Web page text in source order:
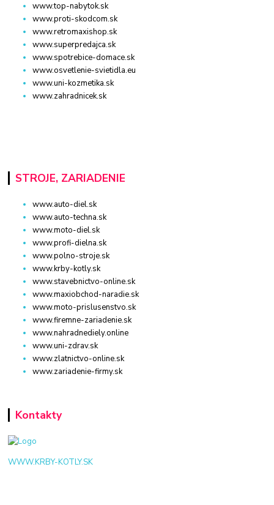
www.top-nabytok.sk
www.proti-skodcom.sk
www.retromaxishop.sk
www.superpredajca.sk
www.spotrebice-domace.sk
www.osvetlenie-svietidla.eu
www.uni-kozmetika.sk
www.zahradnicek.sk
STROJE, ZARIADENIE
www.auto-diel.sk
www.auto-techna.sk
www.moto-diel.sk
www.profi-dielna.sk
www.polno-stroje.sk
www.krby-kotly.sk
www.stavebnictvo-online.sk
www.maxiobchod-naradie.sk
www.moto-prislusenstvo.sk
www.firemne-zariadenie.sk
www.nahradnediely.online
www.uni-zdrav.sk
www.zlatnictvo-online.sk
www.zariadenie-firmy.sk
Kontakty
WWW.KRBY-KOTLY.SK